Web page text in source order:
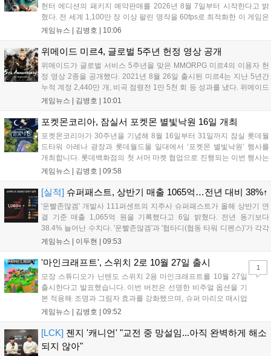
헌터 에디션의 패키지 예약판매를 2026년 8월 7일부터 시작한다고 밝
혔다. 전 세계 1,100만 장 이상 팔린 명작을 60fps로 최적화한 이 게임은
한국어를 공식 지원하며, 본편 외 다양한 추가 콘텐츠가 포함된다. 국내
쇼핑몰에서 진행된다. 청소년 이용 불가 등급이다....
게임뉴스 | 김병호 10:06
위메이드 미르4, 글로벌 5주년 헌정 영상 공개
위메이드가 글로벌 서비스 5주년을 맞은 MMORPG 미르4의 이용자 헌
정 영상 2종을 공개했다. 2021년 8월 26일 출시된 미르4는 지난 5년간
누적 계정 2,440만 개, 비곡 점령전 1만 5천 회 등 성과를 냈다. 위메이드
는 감사의 의미를 담은 오리지널 음원 뮤직비디오와 성과 정리 영상을
하겠다는 의지를 밝혔다....
게임뉴스 | 김병호 10:01
포켓몬코리아, 잠실서 포켓몬 별빛낙원 16일 개최
포켓몬코리아가 30주년을 기념해 8월 16일부터 31일까지 잠실 롯데월
드타워 아레나 광장과 롯데월드몰 일대에서 ‘포켓몬 별빛낙원’ 행사를
개최합니다. 롯데백화점의 첫 서머 마켓 협업으로 진행되는 이번 행사는
초대형 잉어킹 수로와 LED 폭포 등 신비로운 테마 공간과 팝업스토어,
화점몰에서 진행되며, 방문객에게는 프로모 카드 등 다양한 혜택이 제공
됩니다. 포켓몬과 함께하는 이번 여름 축제는 포켓몬 공식 홈페이지를
통해 상세 내용을 확인할 수 있습니다....
게임뉴스 | 김병호 09:58
[실적] 슈퍼패스트, 상반기 매출 1065억…전년 대비 38%↑
'운빨존많겜' 개발사 111퍼센트의 지주사 슈퍼패스트가 올해 상반기 연
결 기준 매출 1,065억 원을 기록했다고 6일 밝혔다. 전년 동기보다
38.4% 늘어난 수치다. '운빨존많겜'과 '협타디(협동 타워 디펜스)'가 각각
629억 원과 329억 원을 올려 전체 매출의 90%를 채웠다. 특히 2024년
게임뉴스 | 이두현 09:53
'마인크래프트', 스위치 2로 10월 27일 출시
모장 스튜디오가 닌텐도 스위치 2용 마인크래프트를 10월 27일
출시한다고 발표했습니다. 이번 버전은 선명한 비주얼 옵션을 기
본 적용해 조명과 그림자 효과를 강화했으며, 슈퍼 마리오 매시업
팩도 업데이트됩니다. 기존 월드 이관이 가능하며 디지털 업그레
됩니다. 일부 환경에서는 해당 그래픽 옵션이 제한될 수 있습니
다....
게임뉴스 | 김병호 09:52
1
[LCK] 젠지 '캐니언' "교전 중 망설임...아직 완벽하게 해소
되지 않아"